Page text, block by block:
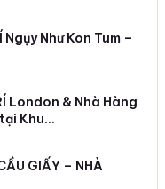
Như Kon Tum –
London & Nhà Hàng
Khu…
GIẤY – NHÀ